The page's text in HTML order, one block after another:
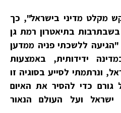
מקלט מדיני בישראל", כך
בתיאטרון רמת גן
ללשכתי פניה ממדען
ידידותית, באמצעות
ונרתמתי לסייע בסוגיה זו
כדי להסיר את האיום
ישראל ועל העולם הנאור